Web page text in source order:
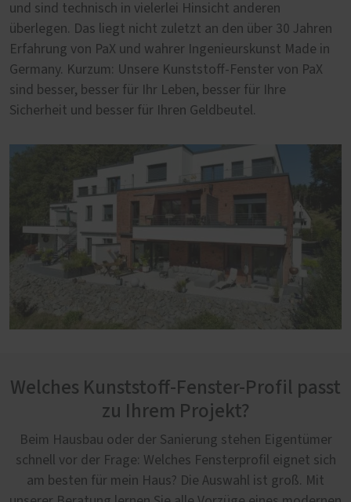
und sind technisch in vielerlei Hinsicht anderen
überlegen. Das liegt nicht zuletzt an den über 30 Jahren
Erfahrung von PaX und wahrer Ingenieurskunst Made in
Germany. Kurzum: Unsere Kunststoff-Fenster von PaX
sind besser, besser für Ihr Leben, besser für Ihre
Sicherheit und besser für Ihren Geldbeutel.
Welches Kunststoff-Fenster-Profil passt
zu Ihrem Projekt?
Beim Hausbau oder der Sanierung stehen Eigentümer
schnell vor der Frage: Welches Fensterprofil eignet sich
am besten für mein Haus? Die Auswahl ist groß. Mit